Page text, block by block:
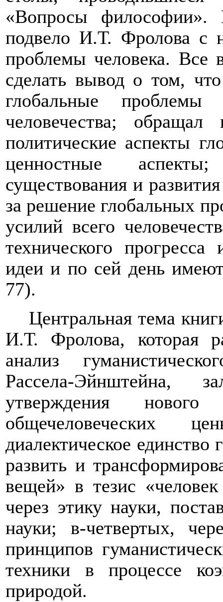
«Вопросы философии».
подвело И.Т. Фролова с
проблемы человека. Все
сделать вывод о том,
глобальные
человечества;
политические аспекты
ценностные аспекты;
существования и
за решение глобальных
усилий всего
технического
идеи и по сей день
77).
Центральная тема
И.Т. Фролова, которая
анализ
Рассела-Эйнштейна,
утверждения
общечеловеческих
диалектическое
развить и
вещей» в тезис
через этику науки,
науки; в-четвертых,
принципов
техники в процессе
природой.